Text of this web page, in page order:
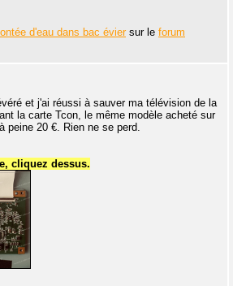
d'eau dans bac éviersur le forum
et j'ai réussi à sauver ma télévision de la
la carte Tcon, le même modèle acheté sur
peine 20 €. Rien ne se perd.
cliquez dessus.